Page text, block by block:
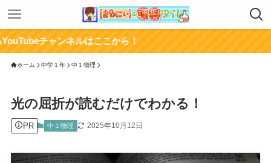
ネルはここから！
ホーム 中学１年 中１物理
光の屈折が読むだけでわかる！
PR 中１物理 2025年10月12日